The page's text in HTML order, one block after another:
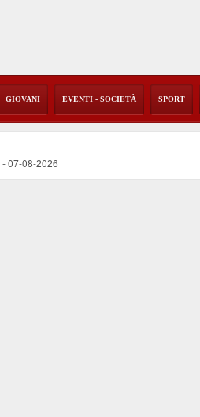
GIOVANI EVENTI - SOCIETÀ SPORT
-07-08-2026